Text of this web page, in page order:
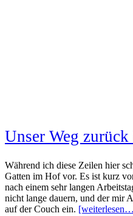
Unser Weg
Während ich diese Zeilen hier
Gatten im Hof vor. Es ist kurz
nach einem sehr langen
nicht lange dauern, und der mir
auf der Couch ein.